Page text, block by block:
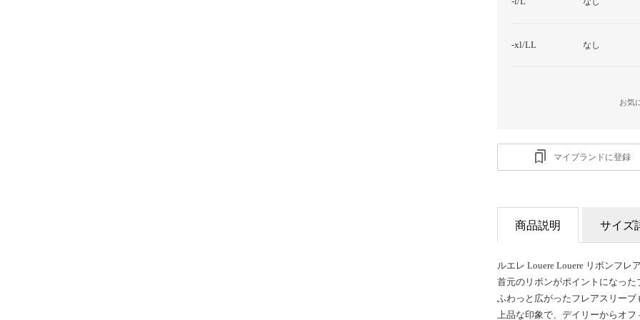
-xl/LL なし
お気
マイブランドに登録
商品説明 サイズ
ルエレ Louere Louere リボンフレ
首元のリボンがポイントになった
ふわっと広がったフレアスリーブ
上品な印象で、デイリーからオ